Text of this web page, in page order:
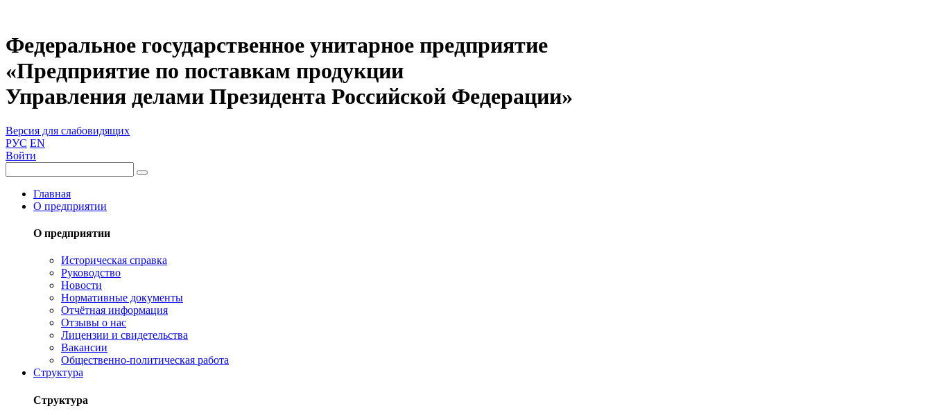
Федеральное государственное унитарное предприятие
«Предприятие по поставкам продукции
Управления делами Президента Российской Федерации»
Версия для слабовидящих
РУС EN
Войти
Главная
О предприятии
О предприятии
Историческая справка
Руководство
Новости
Нормативные документы
Отчётная информация
Отзывы о нас
Лицензии и свидетельства
Вакансии
Общественно-политическая работа
Структура
Структура